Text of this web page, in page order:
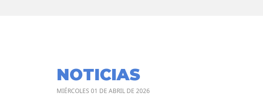
NOTICIAS
MIÉRCOLES 01 DE ABRIL DE 2026